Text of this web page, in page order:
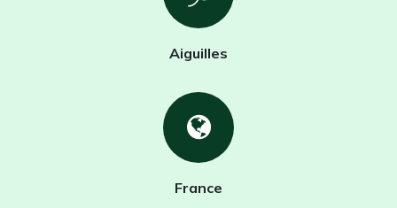
Aiguilles
France